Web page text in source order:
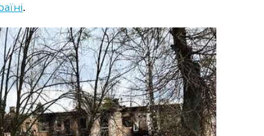
.